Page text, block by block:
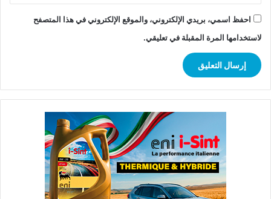
احفظ اسمي، بريدي الإلكتروني، والموقع الإلكتروني في هذا المتصفح
لاستخدامها المرة المقبلة في تعليقي.